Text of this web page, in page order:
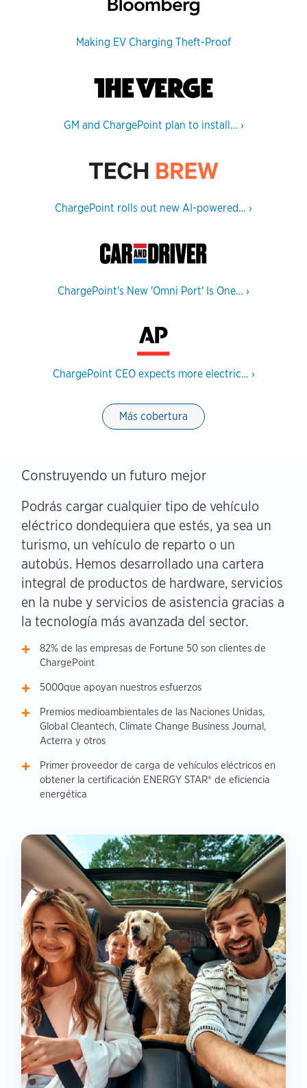
Making EV Charging Theft-Proof
GM and ChargePoint plan to install… ›
ChargePoint rolls out new AI-powered… ›
ChargePoint's New 'Omni Port' Is One… ›
ChargePoint CEO expects more electric… ›
Más cobertura
Construyendo un futuro mejor
Podrás cargar cualquier tipo de vehículo
eléctrico dondequiera que estés, ya sea un
turismo, un vehículo de reparto o un
autobús. Hemos desarrollado una cartera
integral de productos de hardware, servicios
en la nube y servicios de asistencia gracias a
la tecnología más avanzada del sector.
82% de las empresas de Fortune 50 son clientes de
ChargePoint
5000que apoyan nuestros esfuerzos
Premios medioambientales de las Naciones Unidas,
Global Cleantech, Climate Change Business Journal,
Acterra y otros
Primer proveedor de carga de vehículos eléctricos en
obtener la certificación ENERGY STAR® de eficiencia
energética